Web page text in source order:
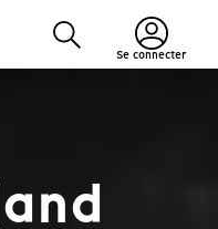
Se connecter